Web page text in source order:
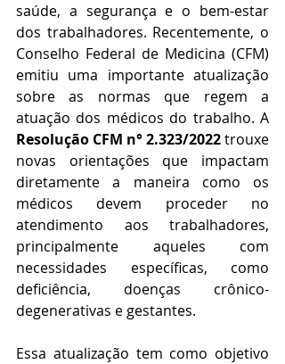
saúde, a segurança e o bem-estar
dos trabalhadores. Recentemente, o
Conselho Federal de Medicina (CFM)
emitiu uma importante atualização
sobre as normas que regem a
Resolução CFM n° 2.323/2022 trouxe
novas orientações que impactam
diretamente a maneira como os
médicos devem proceder no
atendimento aos trabalhadores,
principalmente aqueles com
necessidades específicas, como
deficiência, doenças crônico-
degenerativas e gestantes.
Essa atualização tem como objetivo